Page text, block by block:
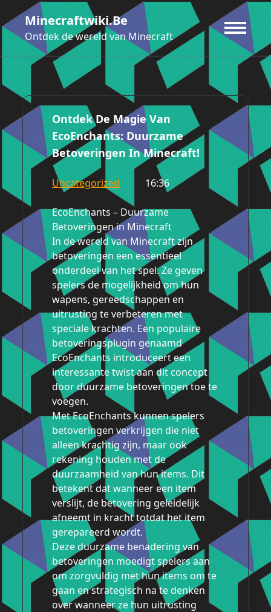
naar
de
inhoud
Minecraftwiki.be
Ontdek de wereld van Minecraft
Ontdek De Magie Van
EcoEnchants: Duurzame
Betoveringen In Minecraft!
Uncategorized 16:36
EcoEnchants – Duurzame
Betoveringen in Minecraft
In de wereld van Minecraft zijn
betoveringen een essentieel
onderdeel van het spel. Ze geven
spelers de mogelijkheid om hun
wapens, gereedschappen en
uitrusting te verbeteren met
speciale krachten. Een populaire
betoveringsplugin genaamd
EcoEnchants introduceert een
interessante twist aan dit concept
door duurzame betoveringen toe te
voegen.
Met EcoEnchants kunnen spelers
betoveringen verkrijgen die niet
alleen krachtig zijn, maar ook
rekening houden met de
duurzaamheid van hun items. Dit
betekent dat wanneer een item
verslijt, de betovering geleidelijk
afneemt in kracht totdat het item
gerepareerd wordt.
Deze duurzame benadering van
betoveringen moedigt spelers aan
om zorgvuldig met hun items om te
gaan en strategisch na te denken
over wanneer ze hun uitrusting